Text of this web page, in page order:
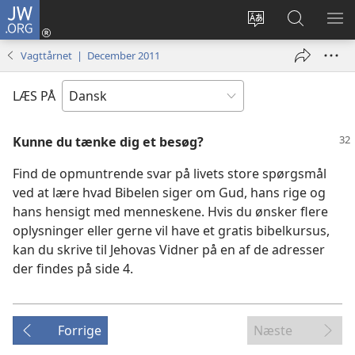
JW.ORG
Vælg
Log
på
vindue)
Søg
på
JW.ORG
VIS
Vagttårnet | December 2011
LÆS PÅ
Kunne du tænke dig et besøg?
Find de opmuntrende svar på livets store spørgsmål
ved at lære hvad Bibelen siger om Gud, hans rige og
hans hensigt med menneskene. Hvis du ønsker flere
oplysninger eller gerne vil have et gratis bibelkursus,
kan du skrive til Jehovas Vidner på en af de adresser
der findes på side 4.
Forrige Næste